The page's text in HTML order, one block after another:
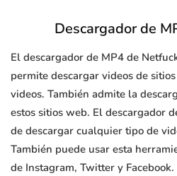
Descargador de
El descargador de MP4 de
permite descargar videos de
videos. También admite la
estos sitios web. El descargador
de descargar cualquier tipo de
También puede usar esta
de Instagram, Twitter y